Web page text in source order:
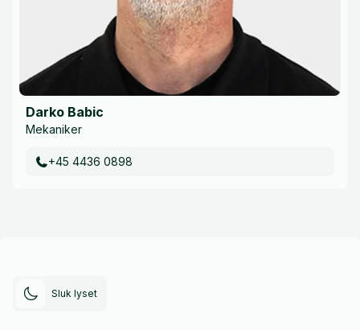
Darko Babic
Mekaniker
+45 4436 0898
Sluk lyset